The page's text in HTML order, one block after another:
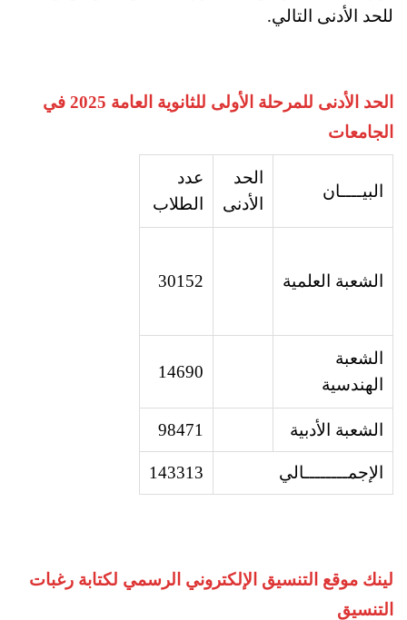
للحد الأدنى التالي.
الحد الأدنى للمرحلة الأولى للثانوية العامة 2025 في
الجامعات
البيــــان
الحد
الأدنى
عدد
الطلاب
الشعبة العلمية 30152
الشعبة
الهندسية
14690
الشعبة الأدبية 98471
الإجمــــــــالي 143313
لينك موقع التنسيق الإلكتروني الرسمي لكتابة رغبات
التنسيق